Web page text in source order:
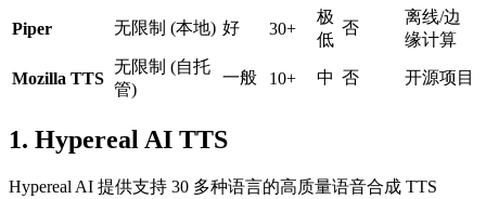
Piper 无限制 (本地) 好 30+
极
低
否
离线/边
缘计算
Mozilla TTS
无限制 (自托
管)
一般 10+ 中 否 开源项目
1. Hypereal AI TTS
Hypereal AI 提供支持 30 多种语言的高质量语音合成 TTS